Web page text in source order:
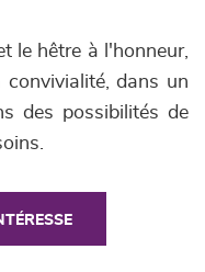
le hêtre à l'honneur,
dans un
des possibilités de